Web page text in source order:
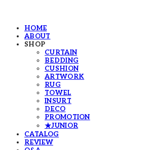
HOME
ABOUT
SHOP
CURTAIN
BEDDING
CUSHION
ARTWORK
RUG
TOWEL
INSURT
DECO
PROMOTION
★JUNIOR
CATALOG
REVIEW